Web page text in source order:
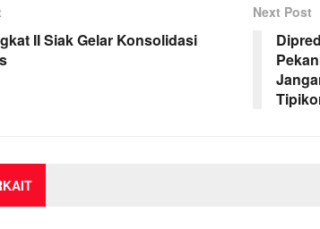
II Siak Gelar Konsolidasi
Next Post